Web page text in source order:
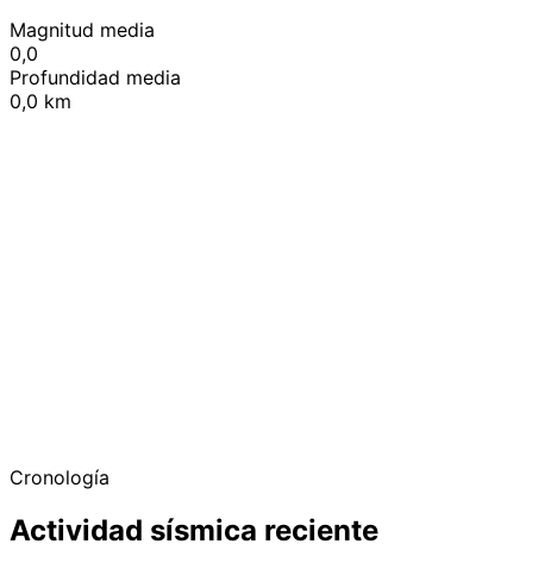
Magnitud media
0,0
Profundidad media
0,0 km
Cronología
Actividad sísmica reciente